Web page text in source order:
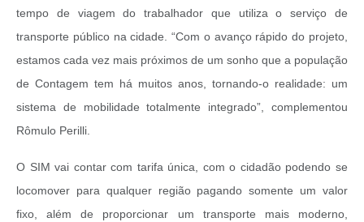
tempo de viagem do trabalhador que utiliza o serviço de
transporte público na cidade. “Com o avanço rápido do projeto,
estamos cada vez mais próximos de um sonho que a população
de Contagem tem há muitos anos, tornando-o realidade: um
sistema de mobilidade totalmente integrado”, complementou
Rômulo Perilli.
O SIM vai contar com tarifa única, com o cidadão podendo se
locomover para qualquer região pagando somente um valor
fixo, além de proporcionar um transporte mais moderno,